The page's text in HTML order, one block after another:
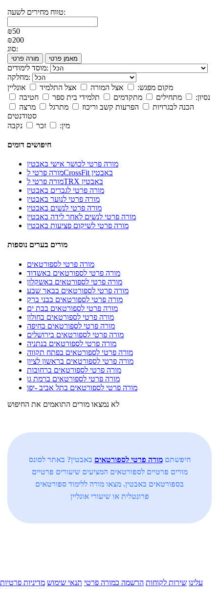
טווח מחירים לשעה:
₪50
₪200
סוג:
מורה פרטי מאמן פרטי
מוסד לימודים:
מחלקה:
מקום מפגש:
אצל המורה אצל התלמיד
אונליין
נסיון:
מתחילים מתקדמים תלמידי בית ספר
חטיבה
הכנה לבגרויות
הפרעות קשב וריכוז מתרגל
מרצה
סטודנטים
מין:
זכר נקבה
חיפושים דומים
מורה פרטי לכושר אישי באבטין
מורה פרטי לCrossFit באבטין
מורה פרטי לTRX באבטין
מורה פרטי לגברים באבטין
מורה פרטי לנוער באבטין
מורה פרטי לנשים באבטין
מורה פרטי לנשים לאחר לידה באבטין
מורה פרטי לשיקום פציעות באבטין
מורים בערים נוספות
מורה פרטי לספורטאים
מורה פרטי לספורטאים באשדוד
מורה פרטי לספורטאים באשקלון
מורה פרטי לספורטאים בבאר שבע
מורה פרטי לספורטאים בבני ברק
מורה פרטי לספורטאים בבת ים
מורה פרטי לספורטאים בחולון
מורה פרטי לספורטאים בחיפה
מורה פרטי לספורטאים בירושלים
מורה פרטי לספורטאים בנתניה
מורה פרטי לספורטאים בפתח תקווה
מורה פרטי לספורטאים בראשון לציון
מורה פרטי לספורטאים ברחובות
מורה פרטי לספורטאים ברמת גן
מורה פרטי לספורטאים בתל אביב -יפו
לא נמצאו מורים התואמים את החיפוש
חיפשתםמורה פרטי לספורטאים באבטין? באתר לסונס
מורים פרטיים לספורטאים המציעים שיעורים פרטיים
בספורטאים באבטין. מצאו מורה ללימוד ספורטאים
פרונטלית או שיעורי אונליין
עלינו שירות לקוחות הרשמה כמורה פרטי תנאי שימוש מדיניות פרטיות